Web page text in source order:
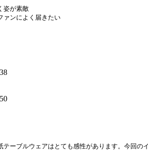
姿が素敵
ァンによく届きたい
テーブルウェアはとても感性があります。今回の